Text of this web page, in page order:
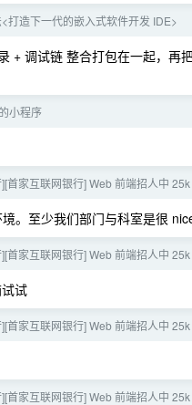
打造下一代的嵌入式软件开发 IDE>
+ 调试链 整合打包在一起，再
小程序
首家互联网银行] Web 前端招人中
。至少我们部门与科室是很 nice
首家互联网银行] Web 前端招人中
试
首家互联网银行] Web 前端招人中
首家互联网银行] Web 前端招人中